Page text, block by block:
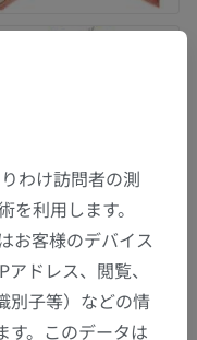
わけ訪問者の測
利用します。
お客様のデバイス
ドレス、閲覧、
別子等）などの情
す。このデータは